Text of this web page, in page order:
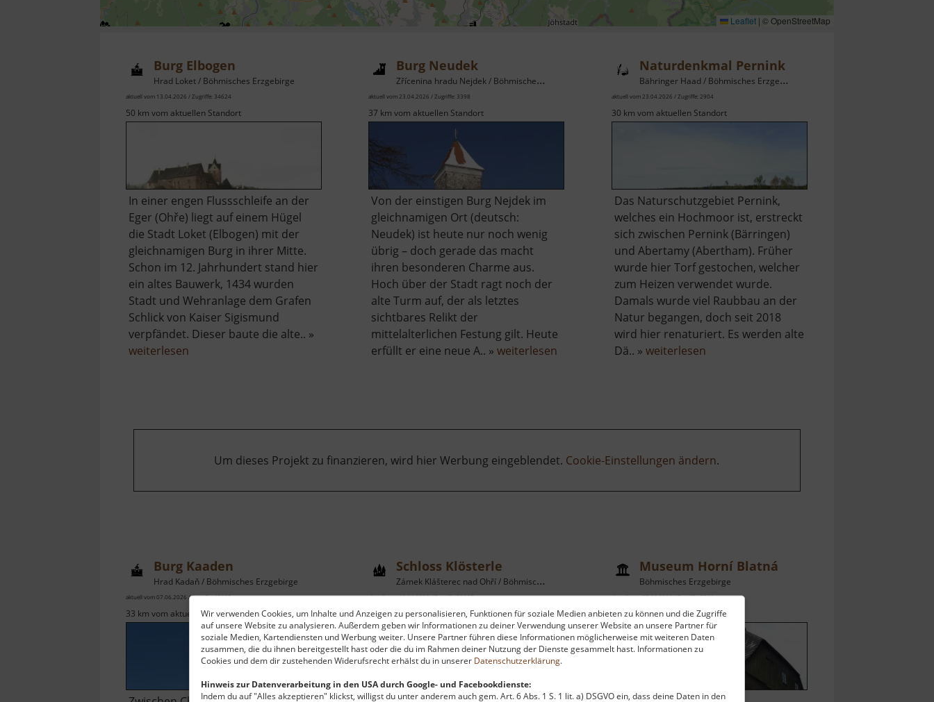
Wir verwenden Cookies, um Inhalte und Anzeigen zu personalisieren, Funktionen für soziale Medien anbieten zu können und die Zugriffe
auf unsere Website zu analysieren. Außerdem geben wir Informationen zu deiner Verwendung unserer Website an unsere Partner für
soziale Medien, Kartendiensten und Werbung weiter. Unsere Partner führen diese Informationen möglicherweise mit weiteren Daten
zusammen, die du ihnen bereitgestellt hast oder die du im Rahmen deiner Nutzung der Dienste gesammelt hast. Informationen zu
Cookies und dem dir zustehenden Widerufsrecht erhälst du in unserer Datenschutzerklärung.
Hinweis zur Datenverarbeitung in den USA durch Google- und Facebookdienste:
Indem du auf "Alles akzeptieren" klickst, willigst du unter anderem auch gem. Art. 6 Abs. 1 S. 1 lit. a) DSGVO ein, dass deine Daten in den
Leaflet | © OpenStreetMap
Burg Elbogen
Hrad Loket / Böhmisches Erzgebirge
aktuell vom 13.04.2026 / Zugriffe: 34624
50 km vom aktuellen Standort
In einer engen Flussschleife an der
Eger (Ohře) liegt auf einem Hügel
die Stadt Loket (Elbogen) mit der
gleichnamigen Burg in ihrer Mitte.
Schon im 12. Jahrhundert stand hier
ein altes Bauwerk, 1434 wurden
Stadt und Wehranlage dem Grafen
Schlick von Kaiser Sigismund
verpfändet. Dieser baute die alte.. »
weiterlesen
Burg Neudek
Zřícenina hradu Nejdek / Böhmisches Erzgebirge
aktuell vom 23.04.2026 / Zugriffe: 3398
37 km vom aktuellen Standort
Von der einstigen Burg Nejdek im
gleichnamigen Ort (deutsch:
Neudek) ist heute nur noch wenig
übrig – doch gerade das macht
ihren besonderen Charme aus.
Hoch über der Stadt ragt noch der
alte Turm auf, der als letztes
sichtbares Relikt der
mittelalterlichen Festung gilt. Heute
erfüllt er eine neue A.. »weiterlesen
Naturdenkmal Pernink
Bähringer Haad / Böhmisches Erzgebirge
aktuell vom 23.04.2026 / Zugriffe: 2904
30 km vom aktuellen Standort
Das Naturschutzgebiet Pernink,
welches ein Hochmoor ist, erstreckt
sich zwischen Pernink (Bärringen)
und Abertamy (Abertham). Früher
wurde hier Torf gestochen, welcher
zum Heizen verwendet wurde.
Damals wurde viel Raubbau an der
Natur begangen, doch seit 2018
wird hier renaturiert. Es werden alte
Dä.. » weiterlesenüber
Um dieses Projekt zu finanzieren, wird hier Werbung eingeblendet. Cookie-Einstellungen ändern.
Burg Kaaden
Hrad Kadaň / Böhmisches Erzgebirge
aktuell vom 07.06.2026 / Zugriffe: 47637
33 km vom aktuellen Standort
Schloss Klösterle
Zámek Klášterec nad Ohří / Böhmisches Erzgebirge
aktuell vom 13.04.2026 / Zugriffe: 32607
28 km vom aktuellen Standort
Museum Horní Blatná
Böhmisches Erzgebirge
aktuell vom 07.06.2026 / Zugriffe: 3341
29 km vom aktuellen Standort